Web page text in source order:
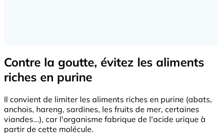
Contre la goutte, évitez les aliments
riches en purine
Il convient de limiter les aliments riches en purine (abats,
anchois, hareng, sardines, les fruits de mer, certaines
viandes...), car l'organisme fabrique de l'acide urique à
partir de cette molécule.